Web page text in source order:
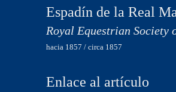
Espadín de la Real
Royal Equestrian Society
hacia 1857 / circa 1857
Enlace al artículo